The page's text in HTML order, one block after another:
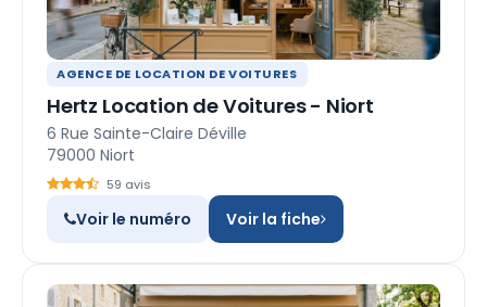
AGENCE DE LOCATION DE VOITURES
Hertz Location de Voitures - Niort
6 Rue Sainte-Claire Déville
79000 Niort
59 avis
Voir le numéro Voir la fiche